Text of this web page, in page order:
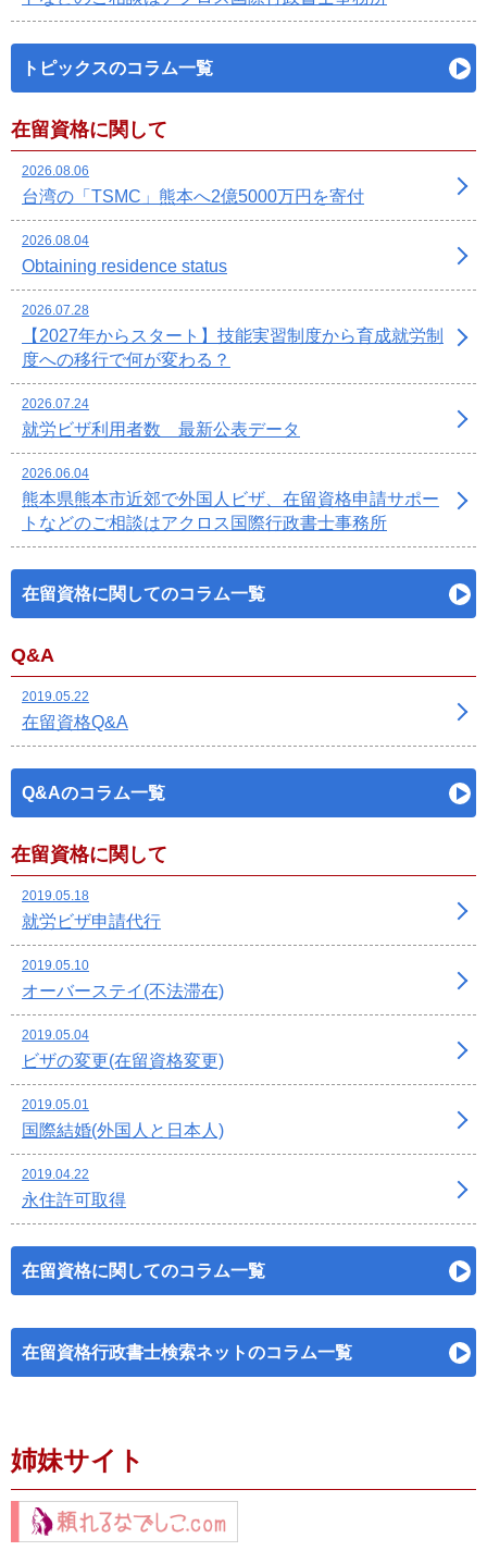
トピックスのコラム一覧
在留資格に関して
2026.08.06
台湾の「TSMC」熊本へ2億5000万円を寄付
2026.08.04
Obtaining residence status
2026.07.28
【2027年からスタート】技能実習制度から育成就労制
度への移行で何が変わる？
2026.07.24
就労ビザ利用者数 最新公表データ
2026.06.04
熊本県熊本市近郊で外国人ビザ、在留資格申請サポー
トなどのご相談はアクロス国際行政書士事務所
在留資格に関してのコラム一覧
Q&A
2019.05.22
在留資格Q&A
Q&Aのコラム一覧
在留資格に関して
2019.05.18
就労ビザ申請代行
2019.05.10
オーバーステイ(不法滞在)
2019.05.04
ビザの変更(在留資格変更)
2019.05.01
国際結婚(外国人と日本人)
2019.04.22
永住許可取得
在留資格に関してのコラム一覧
在留資格行政書士検索ネットのコラム一覧
姉妹サイト